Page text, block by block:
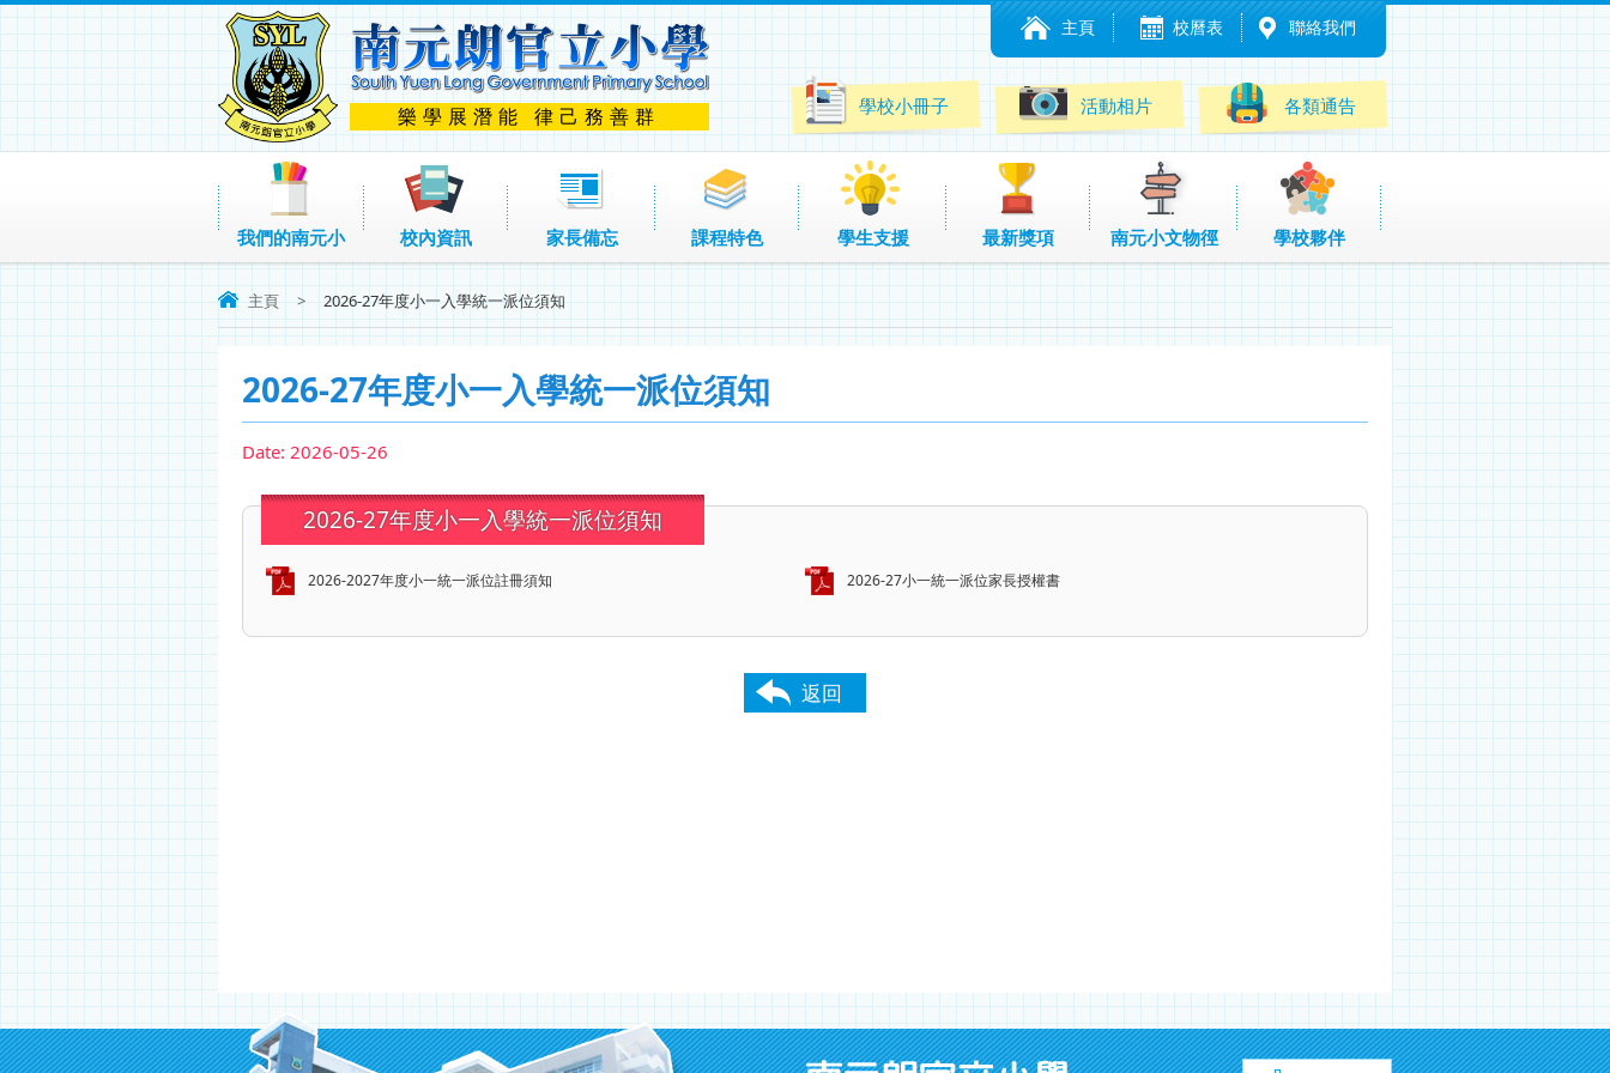
主頁 校曆表 聯絡我們
樂學展潛能 律己務善群 學校小冊子 活動相片 各類通告
我們的南元小 校內資訊 家長備忘 課程特色 學生支援 最新獎項 南元小文物徑 學校夥伴
主頁 > 2026-27年度小一入學統一派位須知
2026-27年度小一入學統一派位須知
Date: 2026-05-26
2026-27年度小一入學統一派位須知
2026-2027年度小一統一派位註冊須知 2026-27小一統一派位家長授權書
返回